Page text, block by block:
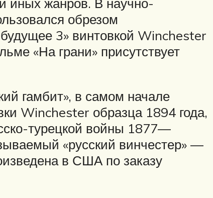
обрезом
3» винтовкой Winchester
«На грани» присутствует
гамбит», в самом начале
Winchester образца 1894 года,
турецкой войны 1877—
«русский винчестер» —
в США по заказу